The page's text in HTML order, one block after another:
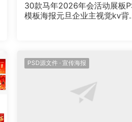
30款马年2026年会活动展板
模板海报元旦企业主视觉kv背
PSD源文件 ·宣传海报